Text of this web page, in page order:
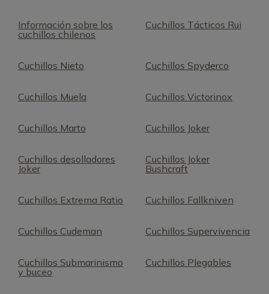
Información sobre los
cuchillos chilenos
Cuchillos Tácticos Rui
Cuchillos Nieto Cuchillos Spyderco
Cuchillos Muela Cuchillos Victorinox
Cuchillos Marto Cuchillos Joker
Cuchillos desolladores
Joker
Cuchillos Joker
Bushcraft
Cuchillos Extrema Ratio Cuchillos Fallkniven
Cuchillos Cudeman Cuchillos Supervivencia
Cuchillos Submarinismo
y buceo
Cuchillos Plegables